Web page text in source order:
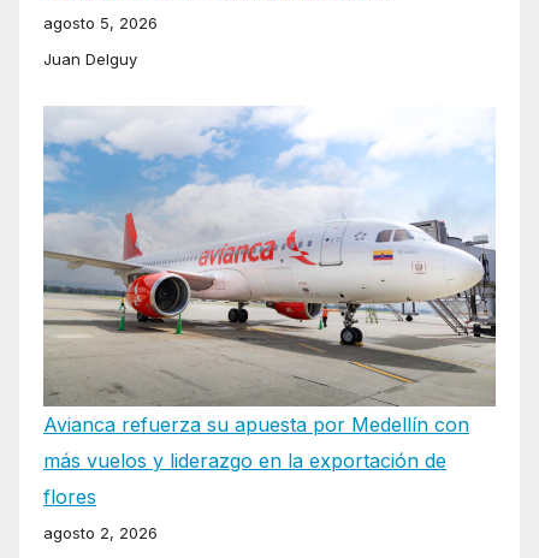
agosto 5, 2026
Juan Delguy
Avianca refuerza su apuesta por Medellín con
más vuelos y liderazgo en la exportación de
flores
agosto 2, 2026